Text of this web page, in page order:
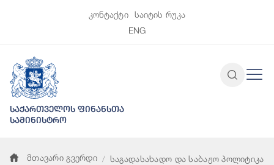
კონტაქტი
საიტის რუკა
ENG
საქართველოს ფინანსთა
სამინისტრო
მთავარი გვერდი
საგადასახადო და საბაჟო პოლიტიკა